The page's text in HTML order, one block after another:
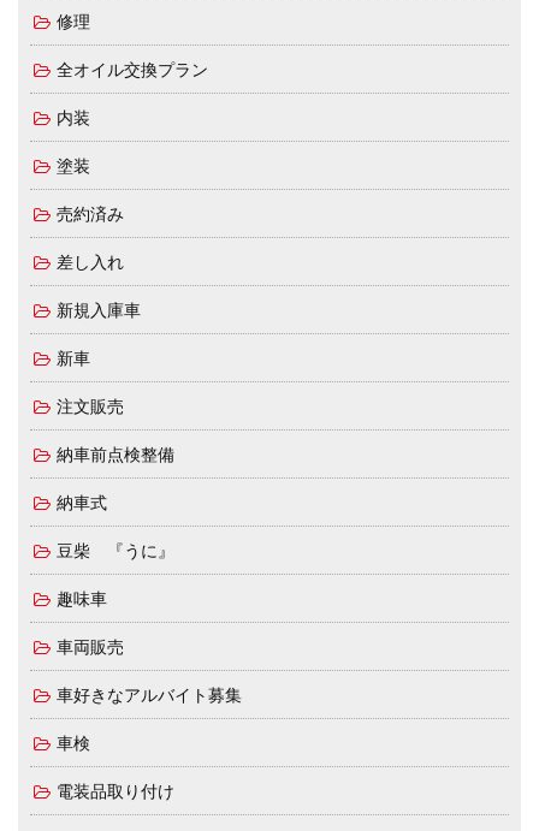
修理
全オイル交換プラン
内装
塗装
売約済み
差し入れ
新規入庫車
新車
注文販売
納車前点検整備
納車式
豆柴 『うに』
趣味車
車両販売
車好きなアルバイト募集
車検
電装品取り付け